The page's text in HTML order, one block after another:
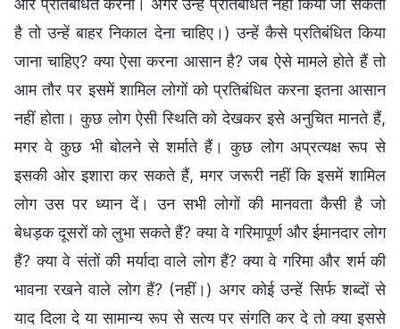
और प्रतिबंधित करना। अगर उन्हें प्रतिबंधित नहीं किया जा सकता
है तो उन्हें बाहर निकाल देना चाहिए।) उन्हें कैसे प्रतिबंधित किया
जाना चाहिए? क्या ऐसा करना आसान है? जब ऐसे मामले होते हैं तो
आम तौर पर इसमें शामिल लोगों को प्रतिबंधित करना इतना आसान
नहीं होता। कुछ लोग ऐसी स्थिति को देखकर इसे अनुचित मानते हैं,
मगर वे कुछ भी बोलने से शर्माते हैं। कुछ लोग अप्रत्यक्ष रूप से
इसकी ओर इशारा कर सकते हैं, मगर जरूरी नहीं कि इसमें शामिल
लोग उस पर ध्यान दें। उन सभी लोगों की मानवता कैसी है जो
बेधड़क दूसरों को लुभा सकते हैं? क्या वे गरिमापूर्ण और ईमानदार लोग
हैं? क्या वे संतों की मर्यादा वाले लोग हैं? क्या वे गरिमा और शर्म की
भावना रखने वाले लोग हैं? (नहीं।) अगर कोई उन्हें सिर्फ शब्दों से
याद दिला दे या सामान्य रूप से सत्य पर संगति कर दे तो क्या इससे